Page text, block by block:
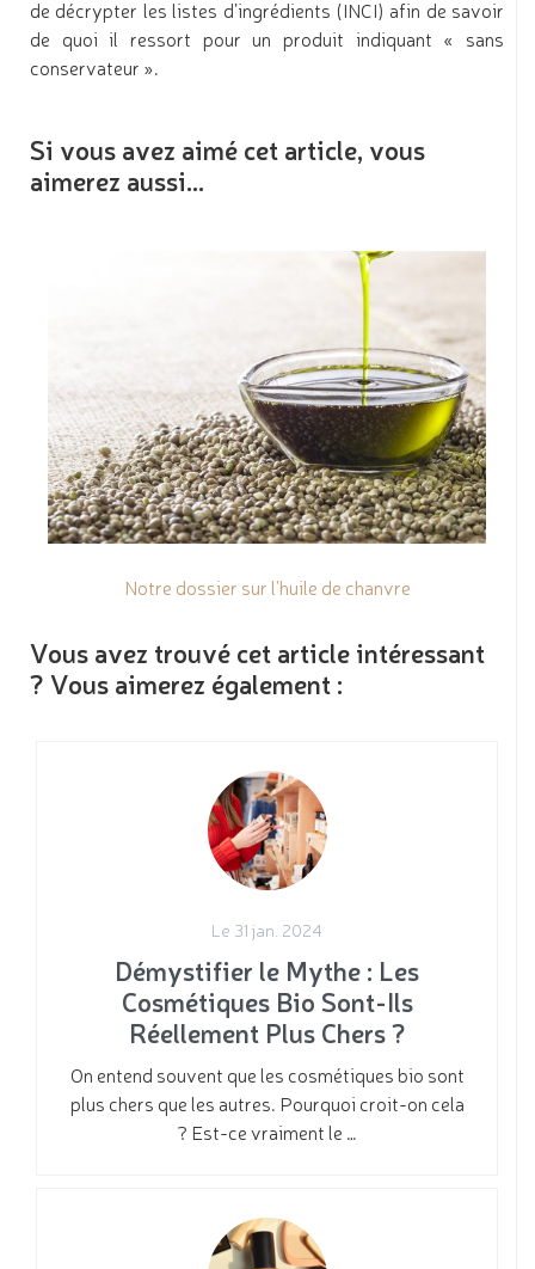
de décrypter les listes d’ingrédients (INCI) afin de savoir
de quoi il ressort pour un produit indiquant « sans
conservateur ».
Si vous avez aimé cet article, vous
aimerez aussi...
Notre dossier sur l'huile de chanvre
Vous avez trouvé cet article intéressant
? Vous aimerez également :
Le 31 jan. 2024
Démystifier le Mythe : Les
Cosmétiques Bio Sont-Ils
Réellement Plus Chers ?
On entend souvent que les cosmétiques bio sont
plus chers que les autres. Pourquoi croit-on cela
? Est-ce vraiment le …